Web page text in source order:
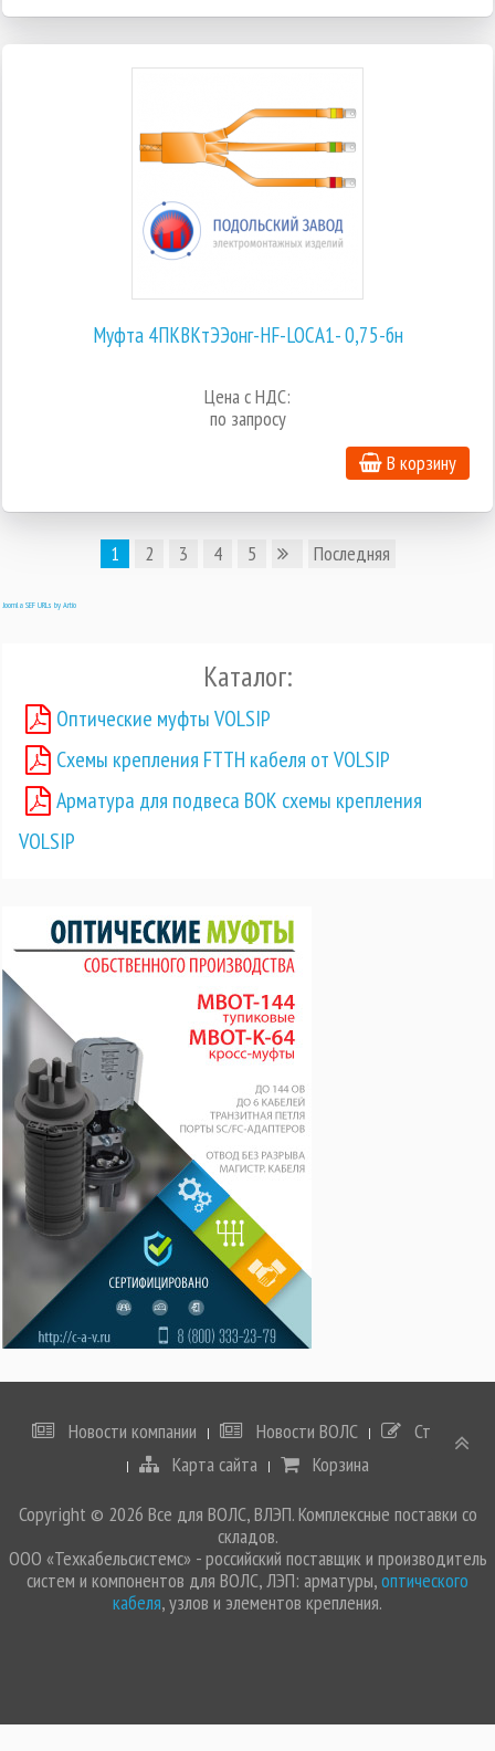
Муфта 4ПКВКтЭЭонг-HF-LOCA1- 0,75-бн
Цена с НДС:
по запросу
В корзину
1 2 3 4 5 Последняя
Joomla SEF URLs by Artio
Каталог:
Оптические муфты VOLSIP
Схемы крепления FTTH кабеля от VOLSIP
Арматура для подвеса ВОК схемы крепления
VOLSIP
Новости компании Новости ВОЛС
Статьи
Карта сайта
Корзина
Copyright © 2026 Все для ВОЛС, ВЛЭП. Комплексные поставки со
складов.
ООО «Техкабельсистемс» - российский поставщик и производитель
систем и компонентов для ВОЛС, ЛЭП: арматуры,оптического
кабеля, узлов и элементов крепления.